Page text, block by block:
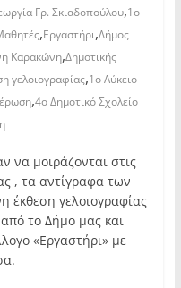
Γρ. Σκιαδοπούλου,1ο
,Εργαστήρι,Δήμος
Καρακώνη,Δημοτικής
γελοιογραφίας,1ο Λύκειο
,4ο Δημοτικό Σχολείο
να μοιράζονται στις
, τα αντίγραφα των
έκθεση γελοιογραφίας
το Δήμο μας και
«Εργαστήρι» με